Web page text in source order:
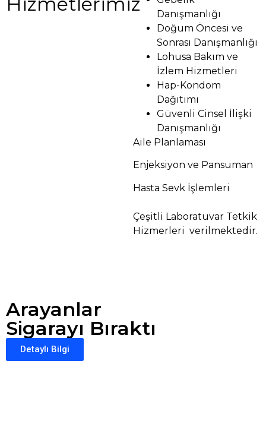
Danışmanlığı
Doğum Öncesi ve
Sonrası Danışmanlığı
Lohusa Bakım ve
İzlem Hizmetleri
Hap-Kondom
Dağıtımı
Güvenli Cinsel İlişki
Danışmanlığı
Aile Planlaması
Enjeksiyon ve Pansuman
Hasta Sevk İşlemleri
Çeşitli Laboratuvar Tetkik
Hizmerleri verilmektedir.
Arayanlar
Sigarayı Bıraktı
Detaylı Bilgi